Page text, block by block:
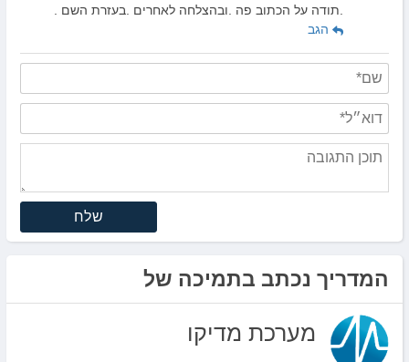
.תודה על הכתוב פה .ובהצלחה לאחרים .בעזרת השם .
הגב
שלח
המדריך נכתב בתמיכה של
מערכת מדיקו